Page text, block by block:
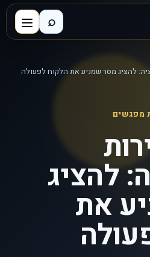
⌕
להציג מסר שמניע את הלקוח לפעולה
מפגשים
להציג
את